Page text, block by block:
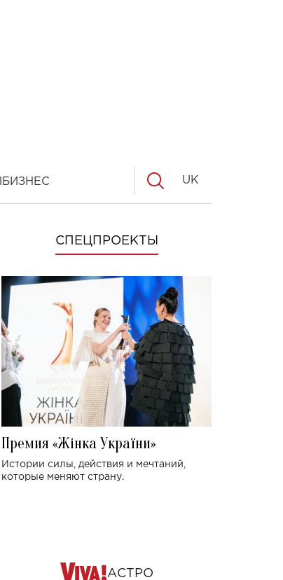
БИЗНЕС UK
СПЕЦПРОЕКТЫ
Премия «Жінка України»
Истории силы, действия и мечтаний,
которые меняют страну.
АСТРО